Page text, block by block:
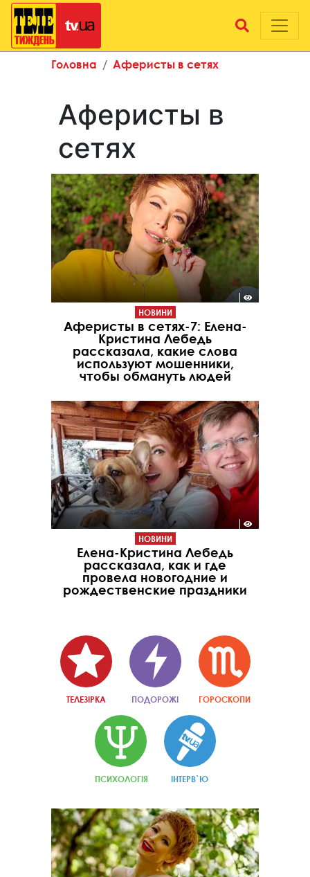
Головна Аферисты в сетях
Аферисты в
сетях
НОВИНИ
Аферисты в сетях-7: Елена-
Кристина Лебедь
рассказала, какие слова
используют мошенники,
чтобы обмануть людей
НОВИНИ
Елена-Кристина Лебедь
рассказала, как и где
провела новогодние и
рождественские праздники
ТЕЛЕЗІРКА ПОДОРОЖІ ГОРОСКОПИ
ПСИХОЛОГІЯ ІНТЕРВ`Ю